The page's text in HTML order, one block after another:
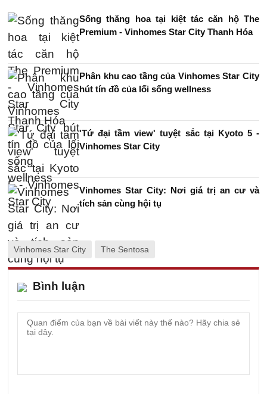
Sống thăng hoa tại kiệt tác căn hộ The
Premium - Vinhomes Star City Thanh Hóa
Phân khu cao tầng của Vinhomes Star City
hút tín đồ của lối sống wellness
'Tứ đại tầm view' tuyệt sắc tại Kyoto 5 -
Vinhomes Star City
Vinhomes Star City: Nơi giá trị an cư và
tích sản cùng hội tụ
Vinhomes Star City The Sentosa
Bình luận